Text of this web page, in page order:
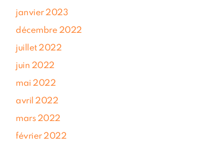
janvier 2023
décembre 2022
juillet 2022
juin 2022
mai 2022
avril 2022
mars 2022
février 2022